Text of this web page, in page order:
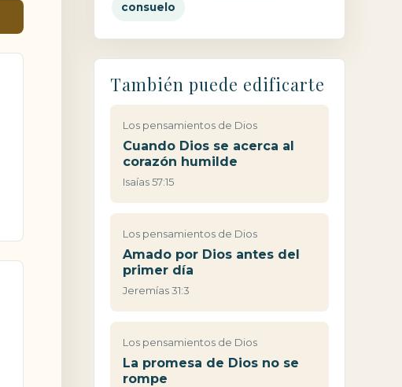
consuelo
También puede edificarte
Los pensamientos de Dios
Cuando Dios se acerca al
corazón humilde
Isaías 57:15
Los pensamientos de Dios
Amado por Dios antes del
primer día
Jeremías 31:3
Los pensamientos de Dios
La promesa de Dios no se
rompe